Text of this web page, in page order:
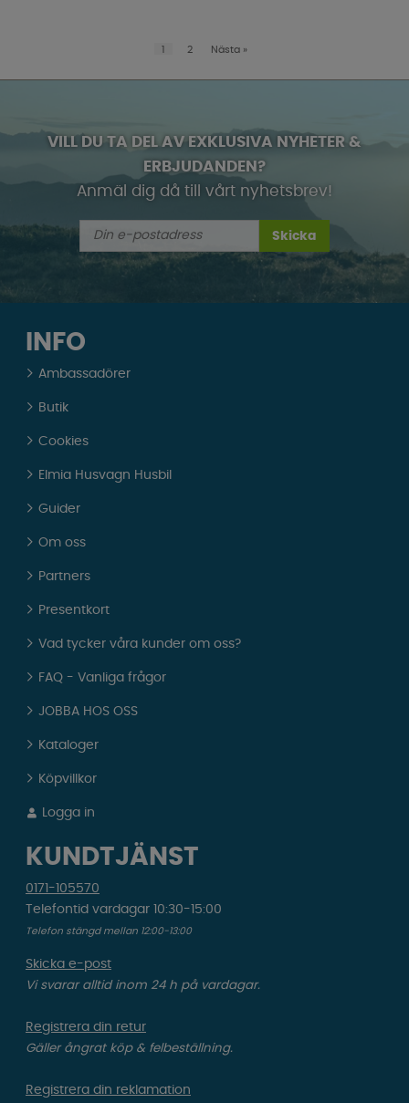
1 2 Nästa »
VILL DU TA DEL AV EXKLUSIVA NYHETER &
ERBJUDANDEN?
Anmäl dig då till vårt nyhetsbrev!
Skicka
INFO
Ambassadörer
Butik
Cookies
Elmia Husvagn Husbil
Guider
Om oss
Partners
Presentkort
Vad tycker våra kunder om oss?
FAQ - Vanliga frågor
JOBBA HOS OSS
Kataloger
Köpvillkor
Logga in
KUNDTJÄNST
0171-105570
Telefontid vardagar 10:30-15:00
Telefon stängd mellan 12:00-13:00
Skicka e-post
Vi svarar alltid inom 24 h på vardagar.
Registrera din retur
Gäller ångrat köp & felbeställning.
Registrera din reklamation